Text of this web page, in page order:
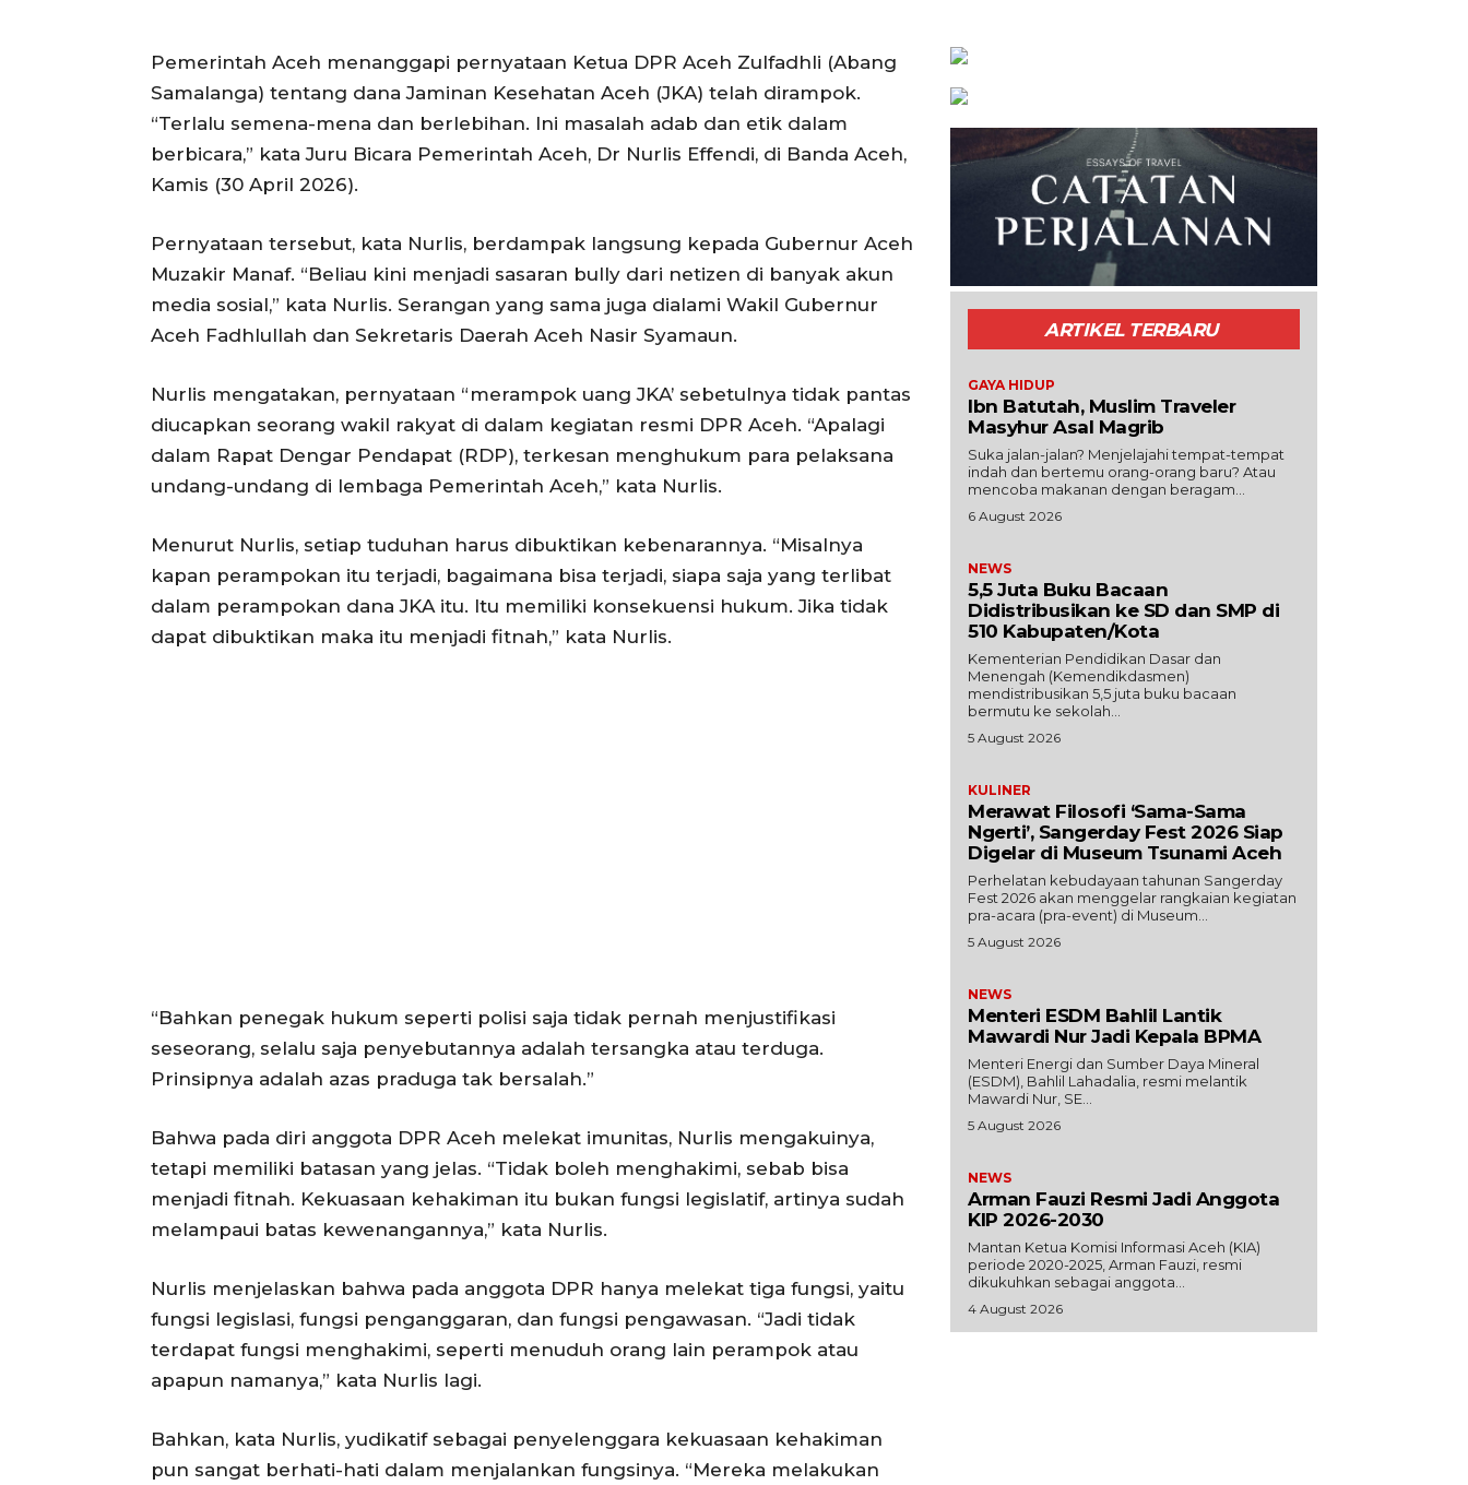
SUBSCRIBE NOW
Opini
Teknologi
Indeks
Redaksi
Kebijakan Pengguna
Aset
Indeks Artikel
Pemerintah Aceh menanggapi pernyataan Ketua DPR Aceh Zulfadhli (Abang
Samalanga) tentang dana Jaminan Kesehatan Aceh (JKA) telah dirampok.
“Terlalu semena-mena dan berlebihan. Ini masalah adab dan etik dalam
berbicara,” kata Juru Bicara Pemerintah Aceh, Dr Nurlis Effendi, di Banda Aceh,
Kamis (30 April 2026).
Pernyataan tersebut, kata Nurlis, berdampak langsung kepada Gubernur Aceh
Muzakir Manaf. “Beliau kini menjadi sasaran bully dari netizen di banyak akun
media sosial,” kata Nurlis. Serangan yang sama juga dialami Wakil Gubernur
Aceh Fadhlullah dan Sekretaris Daerah Aceh Nasir Syamaun.
Nurlis mengatakan, pernyataan “merampok uang JKA’ sebetulnya tidak pantas
diucapkan seorang wakil rakyat di dalam kegiatan resmi DPR Aceh. “Apalagi
dalam Rapat Dengar Pendapat (RDP), terkesan menghukum para pelaksana
undang-undang di lembaga Pemerintah Aceh,” kata Nurlis.
Menurut Nurlis, setiap tuduhan harus dibuktikan kebenarannya. “Misalnya
kapan perampokan itu terjadi, bagaimana bisa terjadi, siapa saja yang terlibat
dalam perampokan dana JKA itu. Itu memiliki konsekuensi hukum. Jika tidak
dapat dibuktikan maka itu menjadi fitnah,” kata Nurlis.
“Bahkan penegak hukum seperti polisi saja tidak pernah menjustifikasi
seseorang, selalu saja penyebutannya adalah tersangka atau terduga.
Prinsipnya adalah azas praduga tak bersalah.”
Bahwa pada diri anggota DPR Aceh melekat imunitas, Nurlis mengakuinya,
tetapi memiliki batasan yang jelas. “Tidak boleh menghakimi, sebab bisa
menjadi fitnah. Kekuasaan kehakiman itu bukan fungsi legislatif, artinya sudah
melampaui batas kewenangannya,” kata Nurlis.
Nurlis menjelaskan bahwa pada anggota DPR hanya melekat tiga fungsi, yaitu
fungsi legislasi, fungsi penganggaran, dan fungsi pengawasan. “Jadi tidak
terdapat fungsi menghakimi, seperti menuduh orang lain perampok atau
apapun namanya,” kata Nurlis lagi.
Bahkan, kata Nurlis, yudikatif sebagai penyelenggara kekuasaan kehakiman
pun sangat berhati-hati dalam menjalankan fungsinya. “Mereka melakukan
ARTIKEL TERBARU
GAYA HIDUP
Ibn Batutah, Muslim Traveler
Masyhur Asal Magrib
Suka jalan-jalan? Menjelajahi tempat-tempat
indah dan bertemu orang-orang baru? Atau
mencoba makanan dengan beragam...
6 August 2026
NEWS
5,5 Juta Buku Bacaan
Didistribusikan ke SD dan SMP di
510 Kabupaten/Kota
Kementerian Pendidikan Dasar dan
Menengah (Kemendikdasmen)
mendistribusikan 5,5 juta buku bacaan
bermutu ke sekolah...
5 August 2026
KULINER
Merawat Filosofi ‘Sama-Sama
Ngerti’, Sangerday Fest 2026 Siap
Digelar di Museum Tsunami Aceh
Perhelatan kebudayaan tahunan Sangerday
Fest 2026 akan menggelar rangkaian kegiatan
pra-acara (pra-event) di Museum...
5 August 2026
NEWS
Menteri ESDM Bahlil Lantik
Mawardi Nur Jadi Kepala BPMA
Menteri Energi dan Sumber Daya Mineral
(ESDM), Bahlil Lahadalia, resmi melantik
Mawardi Nur, SE...
5 August 2026
NEWS
Arman Fauzi Resmi Jadi Anggota
KIP 2026-2030
Mantan Ketua Komisi Informasi Aceh (KIA)
periode 2020-2025, Arman Fauzi, resmi
dikukuhkan sebagai anggota...
4 August 2026